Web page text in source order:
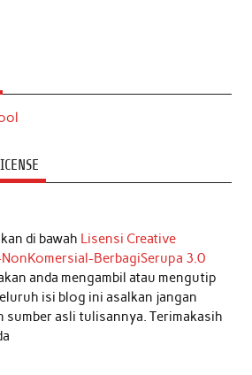
di bawah Lisensi Creative
BerbagiSerupa 3.0
anda mengambil atau mengutip
isi blog ini asalkan jangan
sumber asli tulisannya. Terimakasih